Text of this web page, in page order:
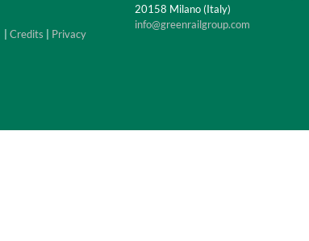
Credits Privacy
20158 Milano (Italy)
info@greenrailgroup.com